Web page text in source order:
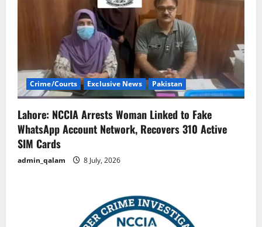
Crime/Courts Exclusive News Pakistan
Lahore: NCCIA Arrests Woman Linked to Fake
WhatsApp Account Network, Recovers 310 Active
SIM Cards
admin_qalam 8 July, 2026